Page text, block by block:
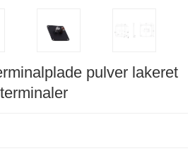
pulver lakeret